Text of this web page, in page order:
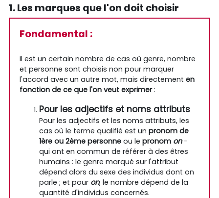
1. Les marques que l'on doit choisir
Fondamental :
Il est un certain nombre de cas où genre, nombre
et personne sont choisis non pour marquer
l'accord avec un autre mot, mais directement en
fonction de ce que l'on veut exprimer:
Pour les adjectifs et noms attributs
Pour les adjectifs et les noms attributs, les
cas où le terme qualifié est un pronom de
1ère ou 2ème personne ou le pronom on-
qui ont en commun de référer à des êtres
humains : le genre marqué sur l'attribut
dépend alors du sexe des individus dont on
parle ; et pour on, le nombre dépend de la
quantité d'individus concernés.